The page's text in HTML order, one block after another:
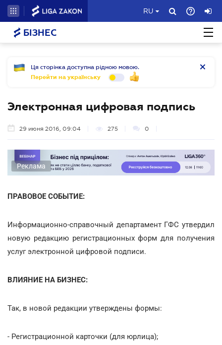
RU
БІЗНЕС
Ця сторінка доступна рідною мовою.
Перейти на українську
Электронная цифровая подпись
29 июня 2016, 09:04 275 0
Реклама
ПРАВОВОЕ СОБЫТИЕ:
Информационно-справочный департамент ГФС утвердил
новую редакцию регистрационных форм для получения
услуг электронной цифровой подписи.
ВЛИЯНИЕ НА БИЗНЕС:
Так, в новой редакции утверждены формы:
- Регистрационной карточки (для юрлица);